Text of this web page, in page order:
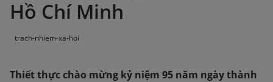
Hồ Chí Minh
trach-nhiem-xa-hoi
Thiết thực chào mừng kỷ niệm 95 năm ngày thành